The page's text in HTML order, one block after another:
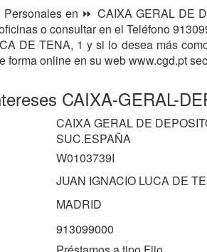
en ⏩ CAIXA GERAL DE
o consultar en el Teléfono
DE TENA, 1 y si lo desea más
forma online en su web www.cgd.pt
CAIXA-GERAL-
CAIXA GERAL DE
SUC.ESPAÑA
W0103739I
JUAN IGNACIO LUCA DE
MADRID
913099000